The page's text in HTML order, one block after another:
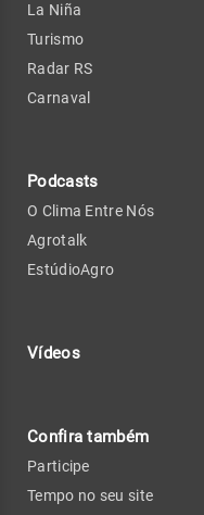
La Niña
Turismo
Radar RS
Carnaval
Podcasts
O Clima Entre Nós
Agrotalk
EstúdioAgro
Vídeos
Confira também
Participe
Tempo no seu site